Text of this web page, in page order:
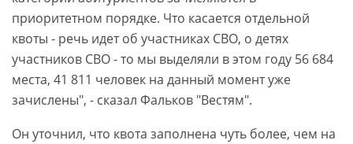
приоритетном порядке. Что касается отдельной
квоты - речь идет об участниках СВО, о детях
участников СВО - то мы выделяли в этом году 56 684
места, 41 811 человек на данный момент уже
зачислены", - сказал Фальков "Вестям".
Он уточнил, что квота заполнена чуть более, чем на